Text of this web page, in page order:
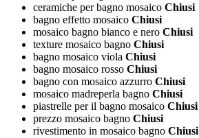
ceramiche per bagno mosaico Chiusi
bagno effetto mosaico Chiusi
mosaico bagno bianco e nero Chiusi
texture mosaico bagno Chiusi
bagno mosaico viola Chiusi
bagno mosaico rosso Chiusi
bagno con mosaico azzurro Chiusi
mosaico madreperla bagno Chiusi
piastrelle per il bagno mosaico Chiusi
prezzo mosaico bagno Chiusi
rivestimento in mosaico bagno Chiusi